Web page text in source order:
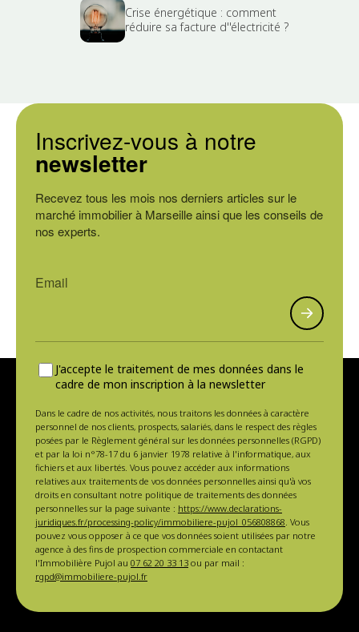
Crise énergétique : comment
réduire sa facture d''électricité ?
Inscrivez-vous à notre
newsletter
Recevez tous les mois nos derniers articles sur le
marché immobilier à Marseille ainsi que les conseils de
nos experts.
J'accepte le traitement de mes données dans le
cadre de mon inscription à la newsletter
Dans le cadre de nos activités, nous traitons les données à caractère
personnel de nos clients, prospects, salariés, dans le respect des règles
posées par le Règlement général sur les données personnelles (RGPD)
et par la loi n°78-17 du 6 janvier 1978 relative à l'informatique, aux
fichiers et aux libertés. Vous pouvez accéder aux informations
relatives aux traitements de vos données personnelles ainsi qu'à vos
droits en consultant notre politique de traitements des données
personnelles sur la page suivante : https://www.declarations-
juridiques.fr/processing-policy/immobiliere-pujol_056808868. Vous
pouvez vous opposer à ce que vos données soient utilisées par notre
agence à des fins de prospection commerciale en contactant
l'Immobilière Pujol au 07 62 20 33 13 ou par mail :
rgpd@immobiliere-pujol.fr